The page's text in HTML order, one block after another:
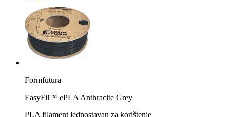
Formfutura
EasyFil™ ePLA Anthracite Grey
PLA filament jednostavan za korištenje